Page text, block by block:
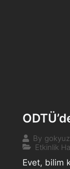
By
Etkinlik
Evet, bilim